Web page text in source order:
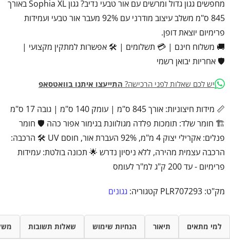
מחפשים גגון גדול ומרשים עם אור טבעי נדיב? גגון Sophia XL באורך
845 ס"מ משלב עיצוב מודרני עם 92% מעבר אור טבעי ועמידות
פרימיום יוצאת דופן.
🚚 משלוח חינם | 💳 תשלומים | 🛠️ אפשרות למתקין מקצועי |
🛡️ אחריות יבואן רשמי
יש לכם שאלות לפני הרכישה? התייעצו איתנו בוואטסאפ
📏 מידות חיצוניות: אורך 845 ס"מ | עומק 140 ס"מ | גובה 17 ס"מ
🏗️ חומר שלד: תומכות פלדה מגולוונת בגימור אפור כהה 🛡️ חומר
פנלים: אקרילי יצוק 4 מ"מ, 92% העברת אור, חוסם UV 🛠️ הרכבה:
הרכבה עצמית מהירה, ללא ניסיון נדרש 🌟 תכונה בולטת: עמידות
פרימיום - עד 200 ק"ג למ"ר לעומס
מק"ט: PLR707293 קטגוריה: גגונים
למי מתאים תיאור הנחיות שימוש שאלות תשובות